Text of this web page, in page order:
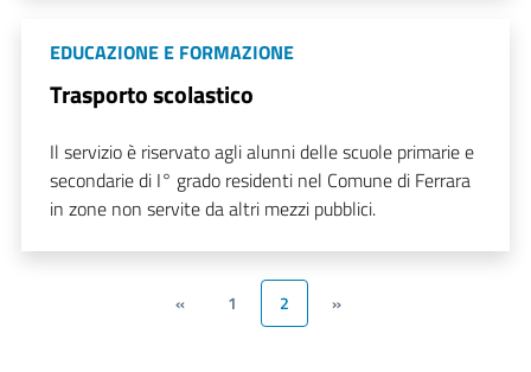
EDUCAZIONE E FORMAZIONE
Trasporto scolastico
Il servizio è riservato agli alunni delle scuole primarie e
secondarie di I° grado residenti nel Comune di Ferrara
in zone non servite da altri mezzi pubblici.
« 1 2 »